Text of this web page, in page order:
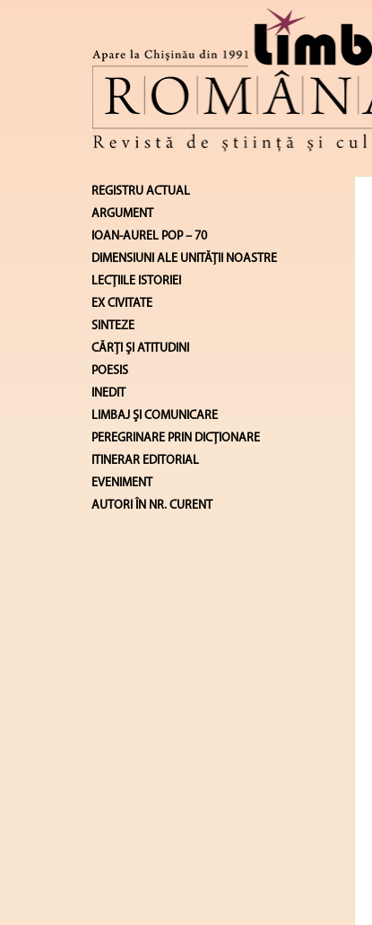
REGISTRU ACTUAL
ARGUMENT
IOAN-AUREL POP – 70
DIMENSIUNI ALE UNITĂŢII NOASTRE
LECŢIILE ISTORIEI
EX CIVITATE
SINTEZE
CĂRŢI ŞI ATITUDINI
POESIS
INEDIT
LIMBAJ ŞI COMUNICARE
PEREGRINARE PRIN DICȚIONARE
ITINERAR EDITORIAL
EVENIMENT
AUTORI ÎN NR. CURENT